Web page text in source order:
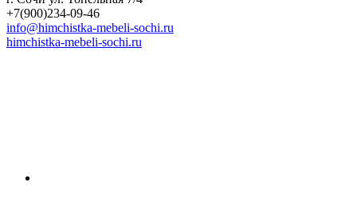
+7(900)234-09-46
info@himchistka-mebeli-sochi.ru
himchistka-mebeli-sochi.ru